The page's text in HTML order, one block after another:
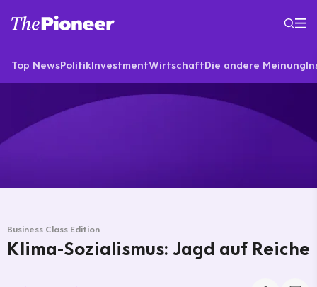
Top NewsPolitikInvestmentWirtschaftDie andere Meinung
Business Class Edition
Klima-Sozialismus: Jagd auf Reiche